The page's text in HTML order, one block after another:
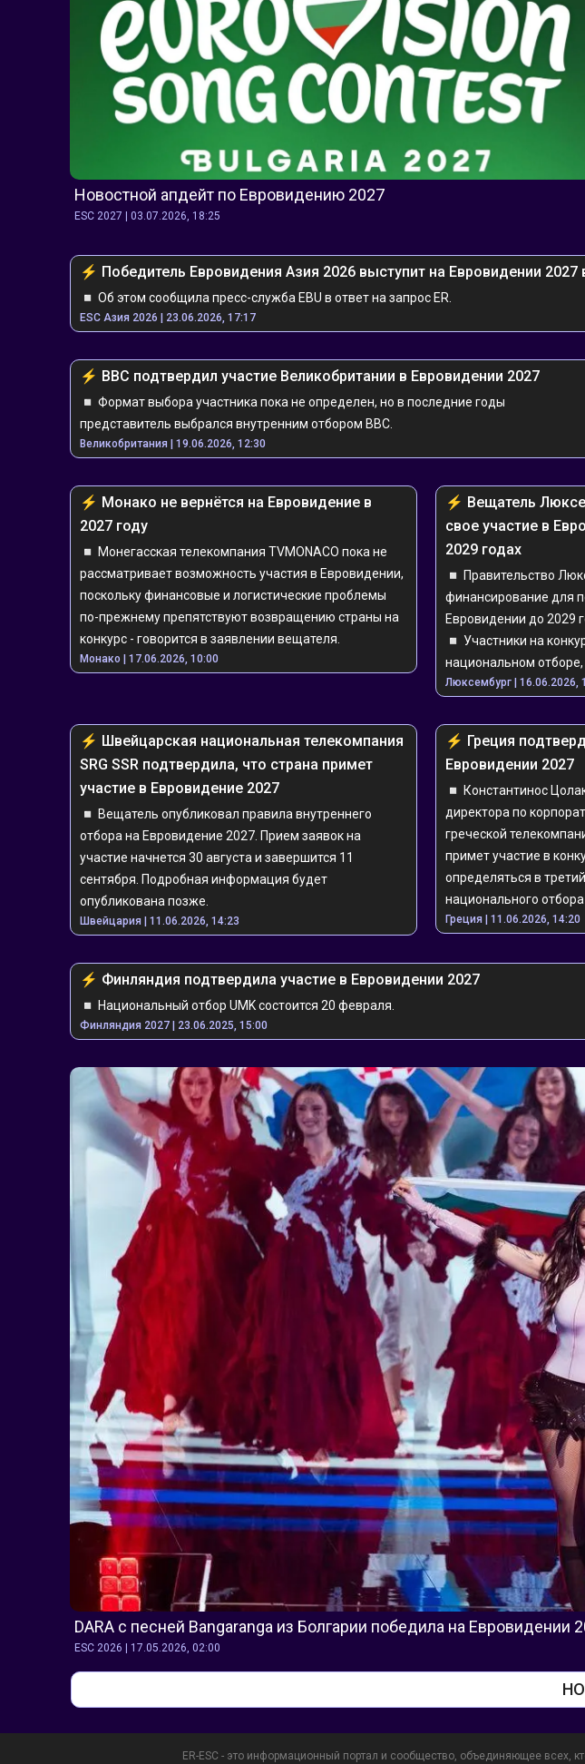
Новостной апдейт по Евровидению 2027
ESC 2027 | 03.07.2026, 18:25
⚡️ ️️️Победитель Евровидения Азия 2026 выступит на Евровидении 2027
◽️ Об этом сообщила пресс-служба EBU в ответ на запрос ER.
ESC Азия 2026 | 23.06.2026, 17:17
⚡️ ️️️BBC подтвердил участие Великобритании в Евровидении 2027
◽️ Формат выбора участника пока не определен, но в последние годы
представитель выбрался внутренним отбором BBC.
Великобритания | 19.06.2026, 12:30
⚡️ ️️Монако не вернётся на Евровидение в
2027 году
◽️ Монегасская телекомпания TVMONACO пока не
рассматривает возможность участия в Евровидении,
поскольку финансовые и логистические проблемы
по-прежнему препятствуют возвращению страны на
конкурс - говорится в заявлении вещателя.
Монако | 17.06.2026, 10:00
⚡️ ️️Вещатель
свое участие в
2029 годах
◽️ Правительство
финансирование для
Евровидении до 2029
◽️ Участники на
национальном отборе,
Люксембург | 16.06.2026,
⚡️ ️️Швейцарская национальная телекомпания
SRG SSR подтвердила, что страна примет
участие в Евровидение 2027
◽️ Вещатель опубликовал правила внутреннего
отбора на Евровидение 2027. Прием заявок на
участие начнется 30 августа и завершится 11
сентября. Подробная информация будет
опубликована позже.
Швейцария | 11.06.2026, 14:23
⚡️ ️️Греция
Евровидении 2027
◽️ Константинос
директора по
греческой
примет участие в
определяться в
национального отбора
Греция | 11.06.2026, 14:20
⚡️ ️Финляндия подтвердила участие в Евровидении 2027
◽️ Национальный отбор UMK состоится 20 февраля.
Финляндия 2027 | 23.06.2025, 15:00
DARA с песней Bangaranga из Болгарии победила на Евровидении
ESC 2026 | 17.05.2026, 02:00
ER-ESC - это информационный портал и сообщество, объединяющее всех,